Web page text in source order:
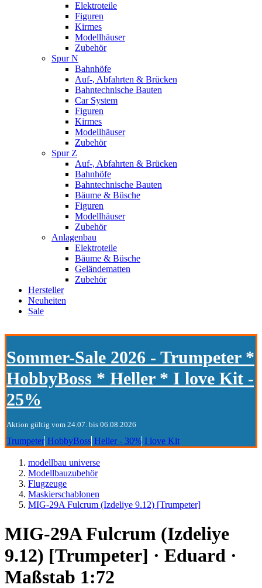
Elektroteile
Figuren
Kirmes
Modellhäuser
Zubehör
Spur N
Bahnhöfe
Auf-, Abfahrten & Brücken
Bahntechnische Bauten
Car System
Figuren
Kirmes
Modellhäuser
Zubehör
Spur Z
Auf-, Abfahrten & Brücken
Bahnhöfe
Bahntechnische Bauten
Bäume & Büsche
Figuren
Modellhäuser
Zubehör
Anlagenbau
Elektroteile
Bäume & Büsche
Geländematten
Zubehör
Hersteller
Neuheiten
Sale
Sommer-Sale 2026 - Trumpeter *
HobbyBoss * Heller * I love Kit -
25%
Aktion gültig vom 24.07. bis 06.08.2026
Trumpeter HobbyBoss Heller - 30% I love Kit
modellbau universe
Modellbauzubehör
Flugzeuge
Maskierschablonen
MIG-29A Fulcrum (Izdeliye 9.12) [Trumpeter]
MIG-29A Fulcrum (Izdeliye
9.12) [Trumpeter] · Eduard ·
Maßstab 1:72